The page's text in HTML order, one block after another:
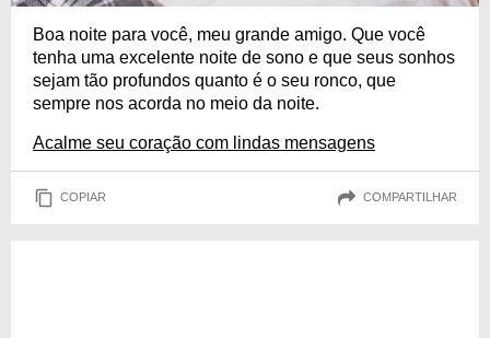
Boa noite para você, meu grande amigo. Que você
tenha uma excelente noite de sono e que seus sonhos
sejam tão profundos quanto é o seu ronco, que
sempre nos acorda no meio da noite.
Acalme seu coração com lindas mensagens
COPIAR COMPARTILHAR